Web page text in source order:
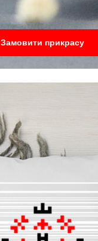
Замовити прикрасу